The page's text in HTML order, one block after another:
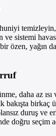
ve sistemi
özen, yağın
daha az ısı
bakışta birkaç
duruş ve
doğru seçim